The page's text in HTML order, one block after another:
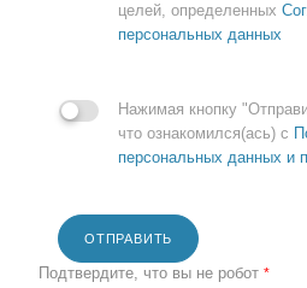
целей, определенных
персональных данных
Нажимая кнопку
что ознакомился(ась) с
персональных данных и
ОТПРАВИТЬ
Подтвердите, что вы не робот *